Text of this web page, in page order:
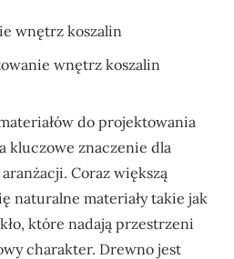
wnętrz koszalin
do projektowania
kluczowe znaczenie dla
Coraz większą
naturalne materiały takie jak
które nadają przestrzeni
charakter. Drewno jest